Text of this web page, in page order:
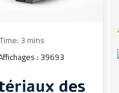
3 mins
: 39693
des